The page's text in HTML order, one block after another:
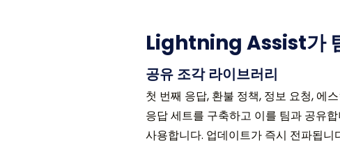
Lightning Assist가
공유 조각 라이브러리
첫 번째 응답, 환불 정책, 정보 요청, 에
응답 세트를 구축하고 이를 팀과 공유
사용합니다. 업데이트가 즉시 전파됩니